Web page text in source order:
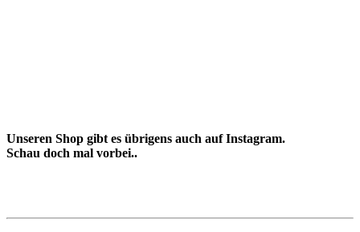
Unseren Shop gibt es übrigens auch auf Instagram.
Schau doch mal vorbei..